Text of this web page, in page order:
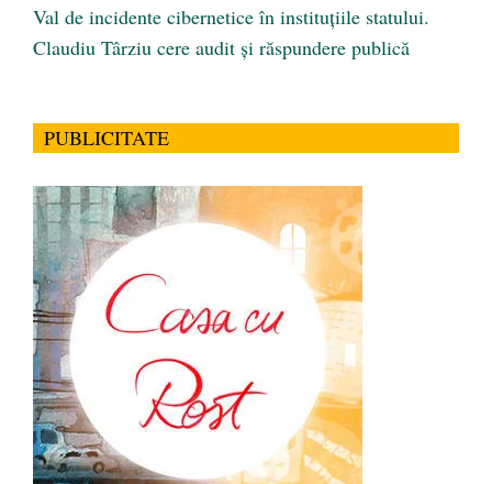
Val de incidente cibernetice în instituțiile statului.
Claudiu Târziu cere audit și răspundere publică
PUBLICITATE